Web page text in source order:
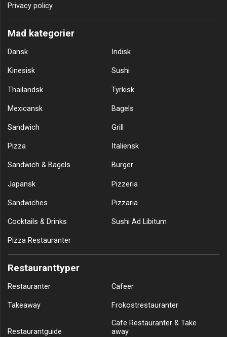
Privacy policy
Mad kategorier
Dansk Indisk
Kinesisk Sushi
Thailandsk Tyrkisk
Mexicansk Bagels
Sandwich Grill
Pizza Italiensk
Sandwich & Bagels Burger
Japansk Pizzeria
Sandwiches Pizzaria
Cocktails & Drinks Sushi Ad Libitum
Pizza Restauranter
Restauranttyper
Restauranter Cafeer
Takeaway Frokostrestauranter
Restaurantguide
Cafe Restauranter & Take
away